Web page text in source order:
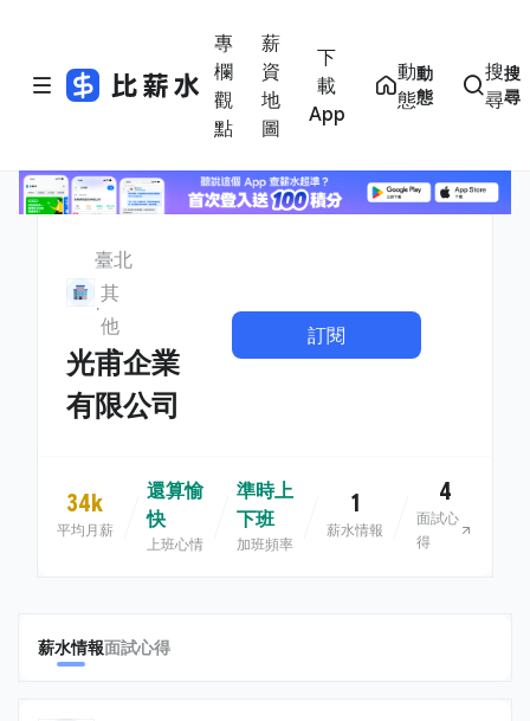
專
欄
觀
點
薪
資
地
圖
下
載
App
動
態
動
態
搜
尋
搜
尋
臺北
其
他
光甫企業
有限公司
訂閱
34k
平均月薪
還算愉
快
上班心情
準時上
下班
加班頻率
1
薪水情報
4
面試心
得
薪水情報面試心得